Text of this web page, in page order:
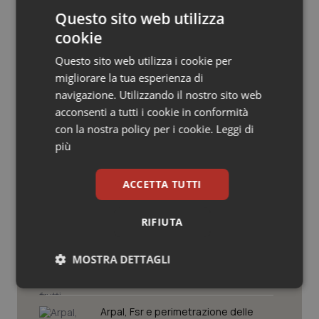
Salute orale & impianti
Sangue & coagulazione
Tiroide
Tumore al seno
Tumore ovarico
Tumori del Polmone & Testa Collo
Vaccini
Potrebbe interessarti in
Lettere al direttore
Lavorare 20 giorni ininterrottamente?
Azienda sanitaria condannata al
risarcimento ai medici
avvelenati del neocorporativismo
Arpal, Fsr e perimetrazione delle
Questo sito web utilizza
cookie
Questo sito web utilizza i cookie per
migliorare la tua esperienza di
navigazione. Utilizzando il nostro sito web
acconsenti a tutti i cookie in conformità
con la nostra policy per i cookie. Leggi di
più
ACCETTA TUTTI
RIFIUTA
MOSTRA DETTAGLI
Necessari Statistici Marketing